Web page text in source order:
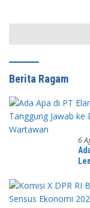
Berita Ragam
6